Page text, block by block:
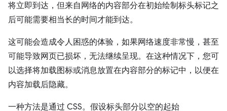
将立即到达，但来自网络的内容部分在初始绘制标头标记之
后可能需要相当长的时间才能到达。
这可能会造成令人困惑的体验，如果网络速度非常慢，甚至
可能导致网页已损坏，无法继续呈现。在这种情况下，您可
以选择将加载图标或消息放置在内容部分的标记中，以便在
内容加载后隐藏。
一种方法是通过 CSS。假设标头部分以空的起始